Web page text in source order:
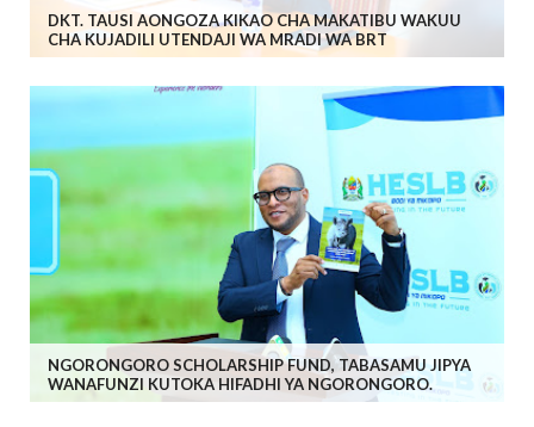
DKT. TAUSI AONGOZA KIKAO CHA MAKATIBU WAKUU
CHA KUJADILI UTENDAJI WA MRADI WA BRT
NGORONGORO SCHOLARSHIP FUND, TABASAMU JIPYA
WANAFUNZI KUTOKA HIFADHI YA NGORONGORO.